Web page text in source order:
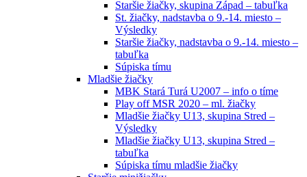
Staršie žiačky, skupina Západ – tabuľka
St. žiačky, nadstavba o 9.-14. miesto –
Výsledky
Staršie žiačky, nadstavba o 9.-14. miesto –
tabuľka
Súpiska tímu
Mladšie žiačky
MBK Stará Turá U2007 – info o tíme
Play off MSR 2020 – ml. žiačky
Mladšie žiačky U13, skupina Stred –
Výsledky
Mladšie žiačky U13, skupina Stred –
tabuľka
Súpiska tímu mladšie žiačky